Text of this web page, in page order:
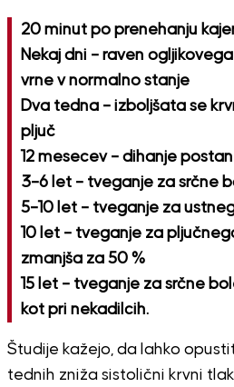
20 minut po prenehanju
Nekaj ​​dni – raven
vrne v normalno stanje
Dva tedna – izboljšata se
pljuč
12 mesecev – dihanje
3–6 let – tveganje za srčne
5–10 let – tveganje za
10 let – tveganje za
zmanjša za 50 %
15 let – tveganje za srčne
kot pri nekadilcih.
Študije kažejo, da lahko
tednih zniža sistolični krvni